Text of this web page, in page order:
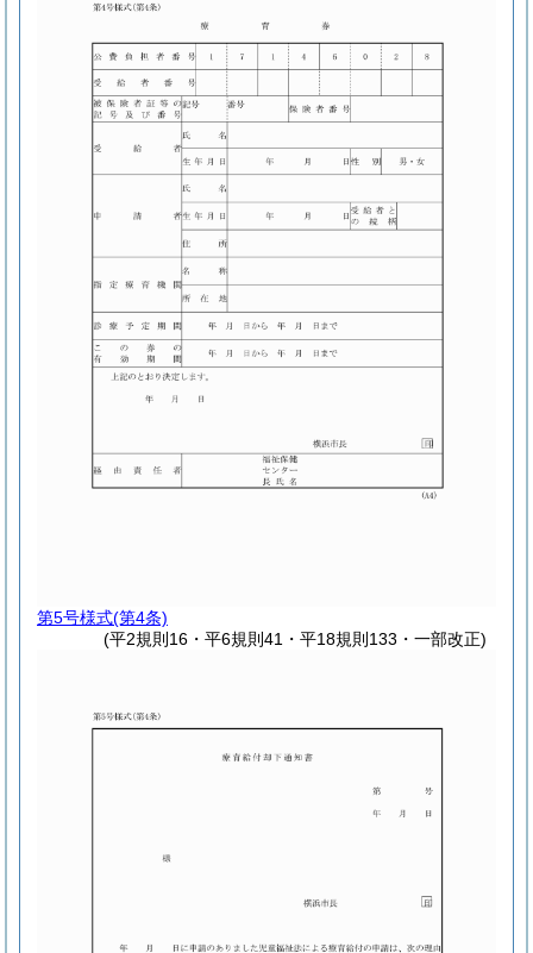
第5号様式(第4条)
(平2規則16・平6規則41・平18規則133・一部改正)